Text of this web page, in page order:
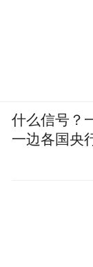
什么信号？
一边各国央